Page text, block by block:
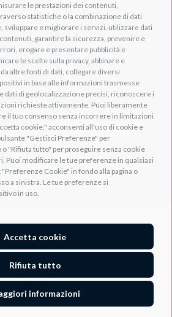
le prestazioni dei contenuti,
statistiche o la combinazione di dati
sviluppare e migliorare i servizi, utilizzare dati
garantire la sicurezza, prevenire e
erogare e presentare pubblicità e
le scelte sulla privacy, abbinare e
altre fonti di dati, collegare diversi
in base alle informazioni trasmesse
dati di geolocalizzazione precisi, riconoscere i
richieste attivamente. Puoi liberamente
il tuo consenso senza incorrere in limitazioni
cookie," acconsenti all'uso di cookie e
"Gestisci Preferenze" per
"Rifiuta tutto" per proseguire senza cookie
Puoi modificare le tue preferenze in qualsiasi
Cookie" in fondo alla pagina o
a sinistra. Le tue preferenze si
in uso.
Accetta cookie
Rifiuta tutto
informazioni
info@adeogroup.it
Adeo ProAV
Adeo HomeAV
Adeo Screen
Screen Research
Adeum Cinema Suite
e coordinamento ai sensi dell'art. 2497-bis co.
C.F. e iscrizione al R.I. di Trento n. 01993790227
Adeo Group Srl. Powered By